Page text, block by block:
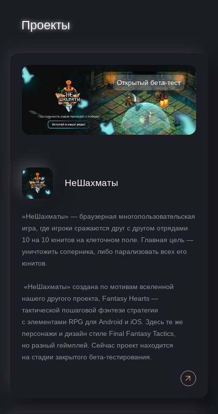
Проекты
Открытый бета-тест
НеШахматы
«НеШахматы» — браузерная многопользовательская
игра, где игроки сражаются друг с другом отрядами
10 на 10 юнитов на клеточном поле. Главная цель —
уничтожить соперника, либо парализовать всех его
юнитов.
«НеШахматы» создана по мотивам вселенной
нашего другого проекта, Fantasy Hearts —
тактической пошаговой фэнтези стратегии
с элементами RPG для Android и iOS. Здесь те же
персонажи и дизайн стиле Final Fantasy Tactics,
но разный геймплей. Сейчас проект находится
на стадии закрытого бета-тестирования.